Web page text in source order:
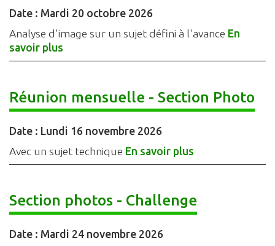
Date : Mardi 20 octobre 2026
Analyse d'image sur un sujet défini à l'avance En
savoir plus
Réunion mensuelle - Section Photo
Date : Lundi 16 novembre 2026
Avec un sujet technique En savoir plus
Section photos - Challenge
Date : Mardi 24 novembre 2026